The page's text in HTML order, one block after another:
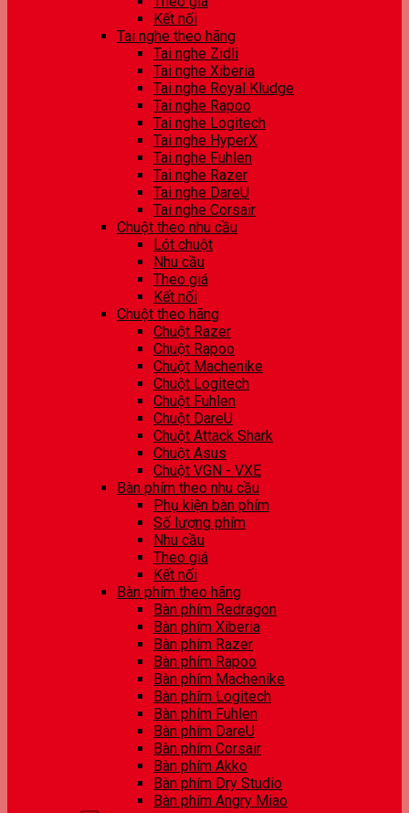
Kết nối
Tai nghe theo hãng
Tai nghe Zidli
Tai nghe Xiberia
Tai nghe Royal Kludge
Tai nghe Rapoo
Tai nghe Logitech
Tai nghe HyperX
Tai nghe Fuhlen
Tai nghe Razer
Tai nghe DareU
Tai nghe Corsair
Chuột theo nhu cầu
Lót chuột
Nhu cầu
Theo giá
Kết nối
Chuột theo hãng
Chuột Razer
Chuột Rapoo
Chuột Machenike
Chuột Logitech
Chuột Fuhlen
Chuột DareU
Chuột Attack Shark
Chuột Asus
Chuột VGN - VXE
Bàn phím theo nhu cầu
Phụ kiện bàn phím
Số lượng phím
Nhu cầu
Theo giá
Kết nối
Bàn phím theo hãng
Bàn phím Redragon
Bàn phím Xiberia
Bàn phím Razer
Bàn phím Rapoo
Bàn phím Machenike
Bàn phím Logitech
Bàn phím Fuhlen
Bàn phím DareU
Bàn phím Corsair
Bàn phím Akko
Bàn phím Dry Studio
Bàn phím Angry Miao